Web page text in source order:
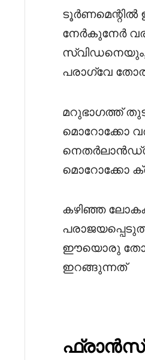
നേർകുനേർ
സ്വിഡനെയും,
പരാഗ്വേ
മറുഭാഗത്ത്
മൊറോക്കോ
മൊറോക്കോ
കഴിഞ്ഞ
ഈയൊരു
ഇറങ്ങുന്നത്
ഫ്രാൻസ്